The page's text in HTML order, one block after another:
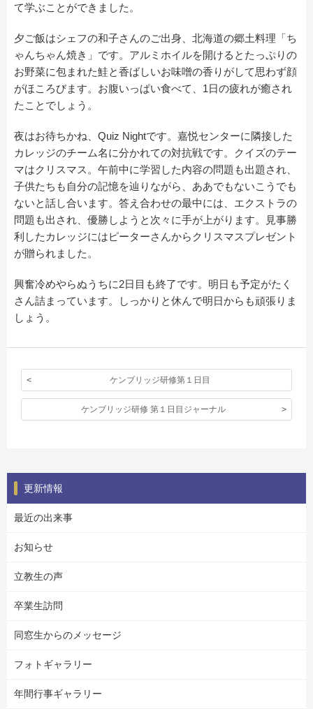
て学ぶことができました。
夕ご飯はシェフの和子さんのご出身、北海道の郷土料理「ち
ゃんちゃん焼き」です。アルミホイルを開けるとたっぷりの
お野菜に包まれた鮭と香ばしいお味噌の香りがして思わず顔
がほころびます。お腹いっぱい食べて、1日の疲れが癒され
たことでしょう。
夜はお待ちかね、Quiz Nightです。嘉悦センターに隣接した
カレッジのチーム名に分かれての対抗戦です。クイズのテー
マはクリスマス。午前中に学習した内容の問題も出題され、
子供たちも自分の記憶を辿りながら、ああでもないこうでも
ないと話し合います。答え合わせの最中には、エクストラの
問題も出され、優勝しようと次々に手が上がります。見事勝
利したカレッジにはピーターさんからクリスマスプレゼント
が贈られました。
興奮冷めやらぬうちに2日目も終了です。明日も予定がたく
さん詰まっています。しっかりと休んで明日からも頑張りま
しょう。
ケンブリッジ研修第１日目
ケンブリッジ研修 第１日目ジャーナル
更新情報
最近の出来事
お知らせ
立教生の声
卒業生訪問
同窓生からのメッセージ
フォトギャラリー
年間行事ギャラリー